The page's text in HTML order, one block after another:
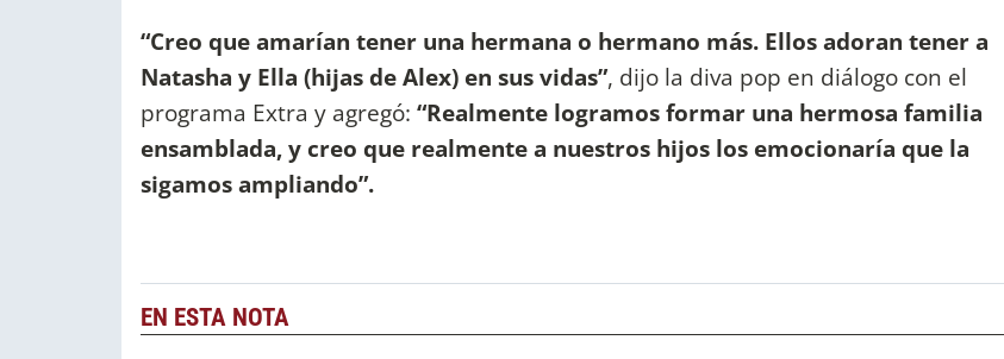
“Creo que amarían tener una hermana o hermano más. Ellos adoran tener a
Natasha y Ella (hijas de Alex) en sus vidas”, dijo la diva pop en diálogo con el
programa Extra y agregó: “Realmente logramos formar una hermosa familia
ensamblada, y creo que realmente a nuestros hijos los emocionaría que la
sigamos ampliando”.
EN ESTA NOTA